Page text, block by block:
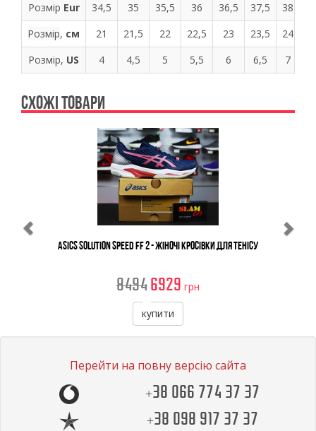
Розмір Eur 34,5 35 35,5 36 36,5 37,5 38
Розмір, см 21 21,5 22 22,5 23 23,5 24
Розмір, US 4 4,5 5 5,5 6 6,5 7
СХОЖІ ТОВАРИ
Asics Solution Speed FF 2 - Жіночі Кросівки Для Тенісу
84946929 грн
купити
Перейти на повну версію сайта
+38 066 774 37 37
+38 098 917 37 37